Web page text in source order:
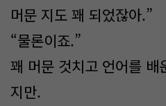
머문 지도 꽤 되었잖아.”
“물론이죠.”
꽤 머문 것치고 언어를 배
지만.